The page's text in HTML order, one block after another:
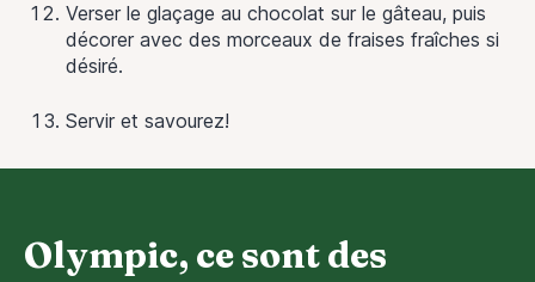
Verser le glaçage au chocolat sur le gâteau, puis
décorer avec des morceaux de fraises fraîches si
désiré.
Servir et savourez!
Olympic, ce sont des